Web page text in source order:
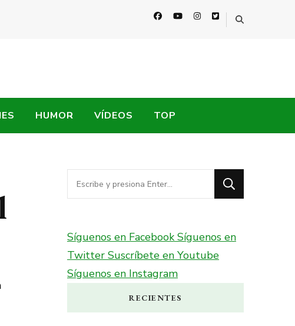
HUMOR VÍDEOS TOP
¿Buscas
algo?
Síguenos en FacebookSíguenos en
Twitter Suscríbete en Youtube
Síguenos en Instagram
RECIENTES